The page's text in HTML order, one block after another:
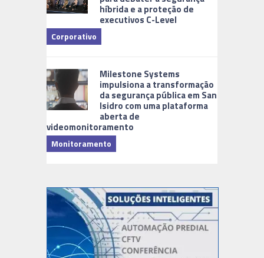
híbrida e a proteção de
executivos C-Level
Corporativo
Milestone Systems
impulsiona a transformação
da segurança pública em San
Isidro com uma plataforma
aberta de
videomonitoramento
Monitoramento